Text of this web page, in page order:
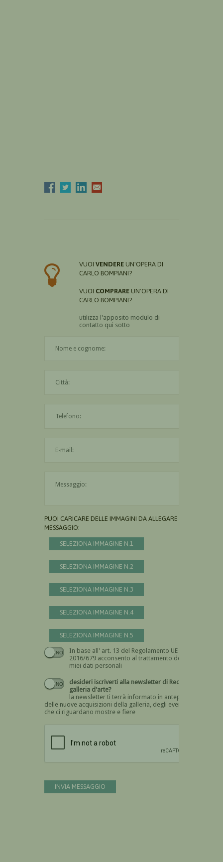
VUOI VENDERE UN'OPERA DI
CARLO BOMPIANI?
VUOI COMPRARE UN'OPERA DI
CARLO BOMPIANI?
utilizza l'apposito modulo di
contatto qui sotto
PUOI CARICARE DELLE IMMAGINI DA ALLEGARE AL
MESSAGGIO:
SELEZIONA IMMAGINE N.1
SELEZIONA IMMAGINE N.2
SELEZIONA IMMAGINE N.3
SELEZIONA IMMAGINE N.4
SELEZIONA IMMAGINE N.5
In base all' art. 13 del Regolamento UE n.
2016/679 acconsento al trattamento dei
miei dati personali
Devi dare il consenso
desideri iscriverti alla newsletter di Recta
galleria d'arte?
la newsletter ti terrà informato in anteprima
delle nuove acquisizioni della galleria, degli eventi
che ci riguardano mostre e fiere
INVIA MESSAGGIO